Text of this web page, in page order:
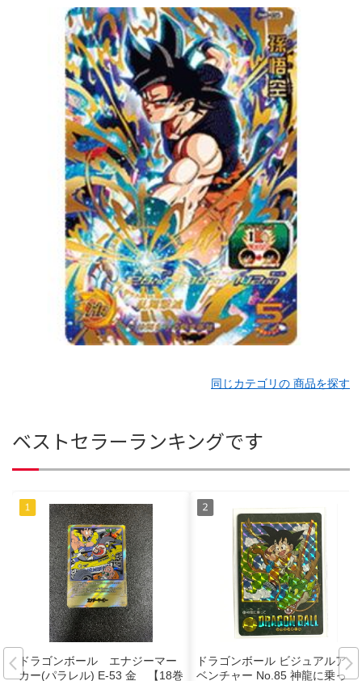
同じカテゴリの 商品を探す
ベストセラーランキングです
ドラゴンボール エナジーマー
カー(パラレル) E-53 金 【18巻
ドラゴンボール ビジュアルアド
ベンチャー No.85 神龍に乗っ